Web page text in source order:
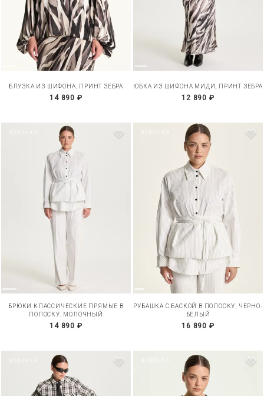
БЛУЗКА ИЗ ШИФОНА, ПРИНТ ЗЕБРА
14 890 ₽
ЮБКА ИЗ ШИФОНА МИДИ, ПРИНТ ЗЕБРА
12 890 ₽
БРЮКИ КЛАССИЧЕСКИЕ ПРЯМЫЕ В
ПОЛОСКУ, МОЛОЧНЫЙ
14 890 ₽
РУБАШКА С БАСКОЙ В ПОЛОСКУ, ЧЕРНО-
БЕЛЫЙ
16 890 ₽